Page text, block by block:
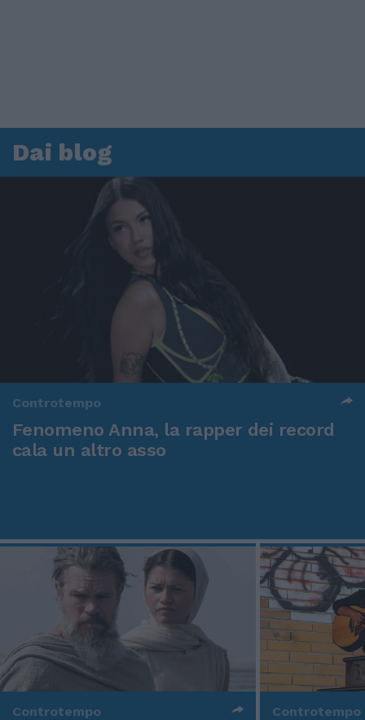
Dai blog
Controtempo
Fenomeno Anna, la rapper dei record
cala un altro asso
Controtempo Controtempo